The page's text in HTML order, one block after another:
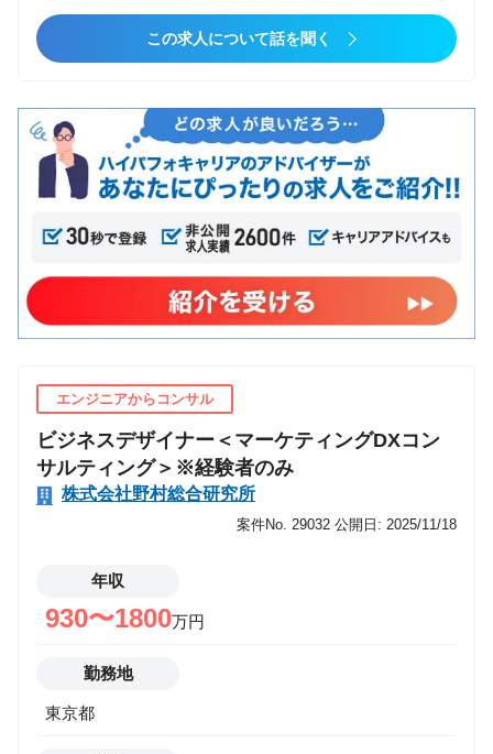
功に導く役割を担当いただきます。 【具体的な職務内
容】 ・プロジェクトマネージャ、もしくは準ずるリー
システムの維持、改善、信頼性向上活動
この求人について話を聞く
エンジニアからコンサル
ビジネスデザイナー＜マーケティングDXコン
サルティング＞※経験者のみ
株式会社野村総合研究所
案件No. 29032 公開日: 2025/11/18
年収
930〜1800万円
勤務地
東京都
業種
検索条件をクリア